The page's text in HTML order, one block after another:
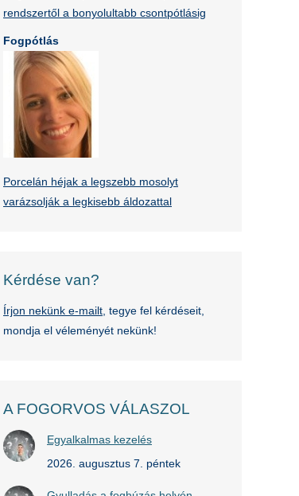
rendszertől a bonyolultabb csontpótlásig
Fogpótlás
Porcelán héjak a legszebb mosolyt
varázsolják a legkisebb áldozattal
Kérdése van?
Írjon nekünk e-mailt , tegye fel kérdéseit,
mondja el véleményét nekünk!
A FOGORVOS VÁLASZOL
Egyalkalmas kezelés
2026. augusztus 7. péntek